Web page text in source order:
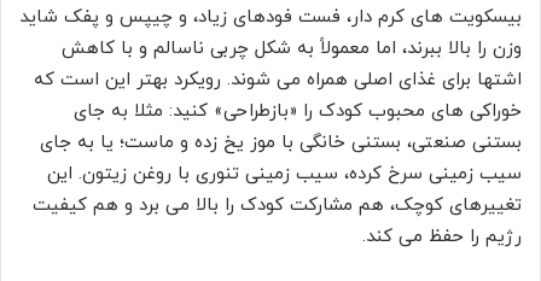
بیسکویت های کرم دار، فست فودهای زیاد، و چیپس و پفک شاید
وزن را بالا ببرند، اما معمولاً به شکل چربی ناسالم و با کاهش
اشتها برای غذای اصلی همراه می شوند. رویکرد بهتر این است که
خوراکی های محبوب کودک را «بازطراحی» کنید: مثلا به جای
بستنی صنعتی، بستنی خانگی با موز یخ زده و ماست؛ یا به جای
سیب زمینی سرخ کرده، سیب زمینی تنوری با روغن زیتون. این
تغییرهای کوچک، هم مشارکت کودک را بالا می برد و هم کیفیت
رژیم را حفظ می کند.